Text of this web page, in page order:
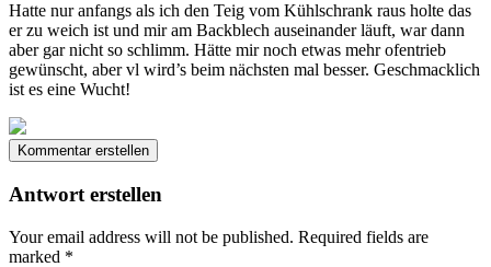
Hatte nur anfangs als ich den Teig vom Kühlschrank raus holte das
er zu weich ist und mir am Backblech auseinander läuft, war dann
aber gar nicht so schlimm. Hätte mir noch etwas mehr ofentrieb
gewünscht, aber vl wird’s beim nächsten mal besser. Geschmacklich
ist es eine Wucht!
Kommentar erstellen
Antwort erstellen
Your email address will not be published. Required fields are
marked *